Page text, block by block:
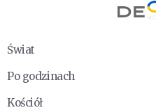
Świat
Po godzinach
Kościół